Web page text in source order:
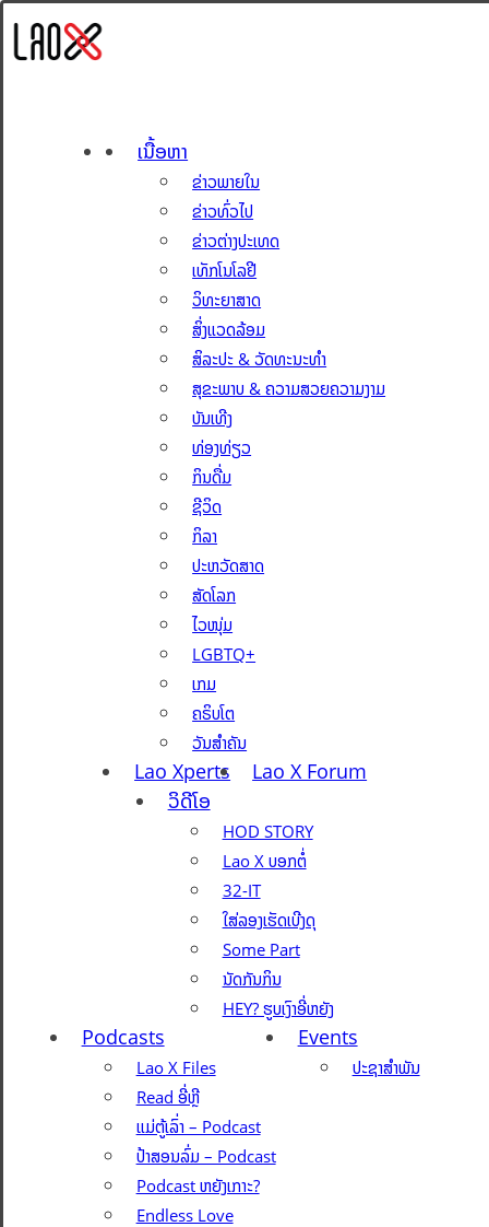
ເນື້ອຫາ
ຂ່າວພາຍໃນ
ຂ່າວທົ່ວໄປ
ຂ່າວຕ່າງປະເທດ
ເທັກໂນໂລຢີ
ວິທະຍາສາດ
ສິ່ງແວດລ້ອມ
ສິລະປະ & ວັດທະນະທຳ
ສຸຂະພາບ & ຄວາມສວຍຄວາມງາມ
ບັນເທີງ
ທ່ອງທ່ຽວ
ກິນດື່ມ
ຊີວິດ
ກິລາ
ປະຫວັດສາດ
ສັດໂລກ
ໄວໜຸ່ມ
LGBTQ+
ເກມ
ຄຣິບໂຕ
ວັນສຳຄັນ
Lao Xperts
Lao X Forum
ວິດີໂອ
HOD STORY
Lao X ບອກຕໍ່
32-IT
ໃສ່ລອງເຮັດເບີງດຸ
Some Part
ນັດກັນກິນ
HEY? ຮູບເງົາອີ່ຫຍັງ
Podcasts
Lao X Files
Read ອີ່ຫຼີ
ແມ່ຕູ້ເລົ່າ – Podcast
ປ້າສອນລົ່ມ – Podcast
Podcast ຫຍັງເກາະ?
Endless Love
Events
ປະຊາສຳພັນ